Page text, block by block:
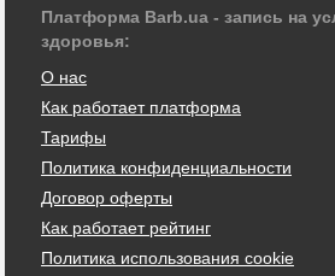
Платформа Barb.ua - запись на
здоровья:
О нас
Как работает платформа
Тарифы
Политика конфиденциальности
Договор оферты
Как работает рейтинг
Политика использования cookie